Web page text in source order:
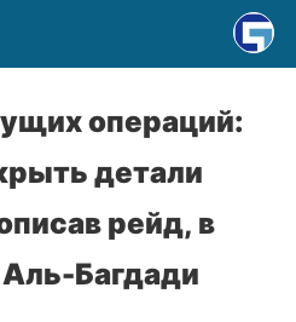
операций:
детали
рейд, в
Багдади